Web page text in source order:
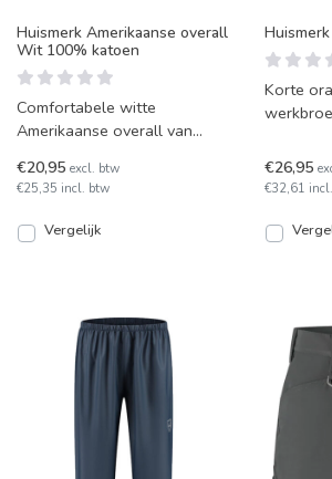
Huismerk Amerikaanse overall
Wit 100% katoen
Comfortabele witte
Amerikaanse overall van
voor schilders en stukadoo
€20,95 excl. btw
€25,35 incl. btw
Vergelijk
Korte
in een
€26,95
€32,61